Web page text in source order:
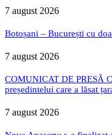
7 august 2026
Botoșani – București cu
7 august 2026
COMUNICAT DE PRESĂ
președintelui care a lăsat
7 august 2026